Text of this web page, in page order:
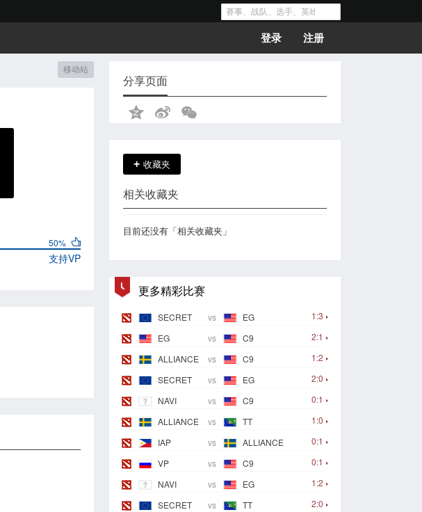
登录 注册
移动站
50%
支持VP
分享页面
+ 收藏夹
相关收藏夹
目前还没有「相关收藏夹」
更多精彩比赛
1:3
SECRET vs
EG
2:1
EG vs
C9
1:2
ALLIANCE vs
C9
2:0
SECRET vs
EG
0:1
NAVI vs
C9
1:0
ALLIANCE vs
TT
0:1
IAP vs
ALLIANCE
0:1
VP vs
C9
1:2
NAVI vs
EG
2:0
SECRET vs TT